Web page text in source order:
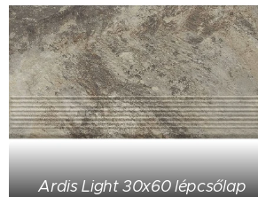
Ardis Light 30x60 lépcsőlap